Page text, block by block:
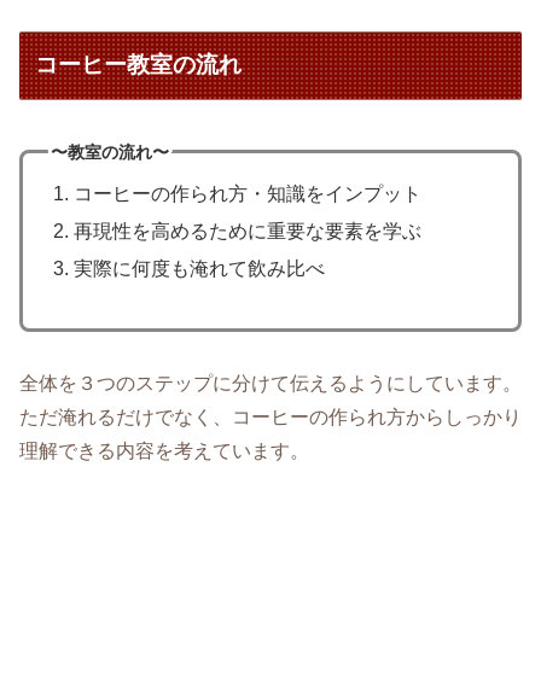
コーヒー教室の流れ
〜教室の流れ〜
コーヒーの作られ方・知識をインプット
再現性を高めるために重要な要素を学ぶ
実際に何度も淹れて飲み比べ
全体を３つのステップに分けて伝えるようにしています。
ただ淹れるだけでなく、コーヒーの作られ方からしっかり
理解できる内容を考えています。